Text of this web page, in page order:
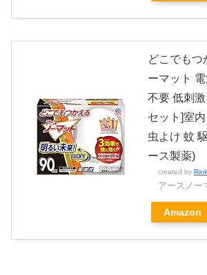
どこでもつ
ーマット
不要 低刺
セット]室
虫よけ 蚊
ース製薬)
created by
アースノー
Amazon